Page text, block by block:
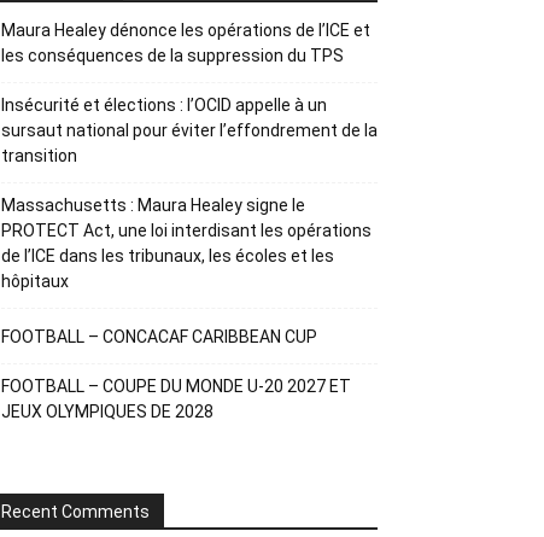
Maura Healey dénonce les opérations de l’ICE et
les conséquences de la suppression du TPS
Insécurité et élections : l’OCID appelle à un
sursaut national pour éviter l’effondrement de la
transition
Massachusetts : Maura Healey signe le
PROTECT Act, une loi interdisant les opérations
de l’ICE dans les tribunaux, les écoles et les
hôpitaux
FOOTBALL – CONCACAF CARIBBEAN CUP
FOOTBALL – COUPE DU MONDE U-20 2027 ET
JEUX OLYMPIQUES DE 2028
Recent Comments